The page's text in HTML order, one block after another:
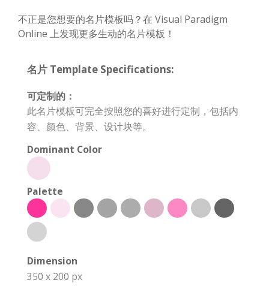
不正是您想要的名片模板吗？在 Visual Paradigm
Online 上发现更多生动的名片模板！
名片 Template Specifications:
可定制的：
此名片模板可完全按照您的喜好进行定制，包括内
容、颜色、背景、设计块等。
Dominant Color
Palette
Dimension
350 x 200 px